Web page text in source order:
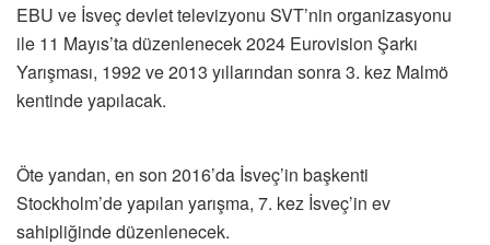
EBU ve İsveç devlet televizyonu SVT’nin organizasyonu
ile 11 Mayıs’ta düzenlenecek 2024 Eurovision Şarkı
Yarışması, 1992 ve 2013 yıllarından sonra 3. kez Malmö
kentinde yapılacak.
Öte yandan, en son 2016’da İsveç’in başkenti
Stockholm’de yapılan yarışma, 7. kez İsveç’in ev
sahipliğinde düzenlenecek.